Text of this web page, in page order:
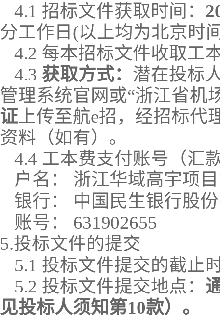
4.1 招标文件获取时间：
分工作日 (以上均为北京时
4.2 每本招标文件收取工
4.3 获取方式： 潜在投标
管理系统官网或“浙江省机
证上传至航e招 ， 经招标代
资料（如有） 。
4.4 工本费支付账号（汇
户名：
浙江华域高宇项
银行：
中国民生银行股
账号：
631902655
5.投标文件的提交
5.1 投标文件提交的截止
5.2 投标文件提交地点：
见投标人须知第10款） 。